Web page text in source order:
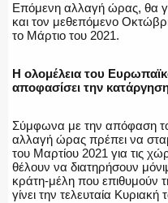
ΕΚΑΒ
ΑΣΤΥΝΟΜΙΚΟ ΡΕΠΟΡΤΑΖ
Επόμενη αλλαγή ώρας, θα
και τον μεθεπόμενο
το Μάρτιο του 2021.
Η ολομέλεια του
αποφασίσει την
Σύμφωνα με την απόφαση
αλλαγή ώρας πρέπει να
του Μαρτίου 2021 για τις
θέλουν να διατηρήσουν
κράτη-μέλη που επιθυμούν
γίνει την τελευταία